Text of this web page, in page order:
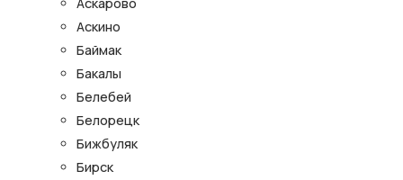
Аскино
Баймак
Бакалы
Белебей
Белорецк
Бижбуляк
Бирск